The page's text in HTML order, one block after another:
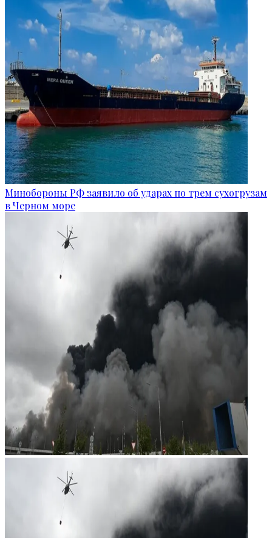
Минобороны РФ заявило об ударах по трем сухогрузам
в Черном море